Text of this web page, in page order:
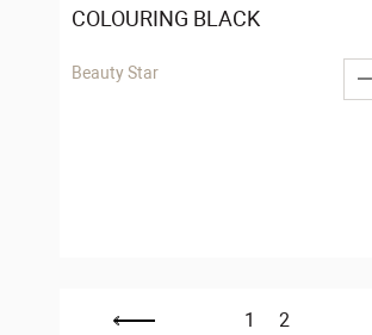
COLOURING BLACK
Beauty Star
1 2